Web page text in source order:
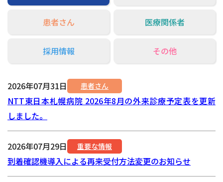
患者さん 医療関係者
採用情報 その他
2026年07月31日 患者さん
NTT東日本札幌病院 2026年8月の外来診療予定表を更新
しました。
2026年07月29日 重要な情報
到着確認機導入による再来受付方法変更のお知らせ